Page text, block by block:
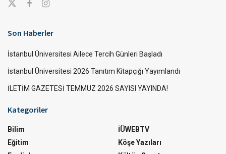
Son Haberler
İstanbul Üniversitesi Ailece Tercih Günleri Başladı
İstanbul Üniversitesi 2026 Tanıtım Kitapçığı Yayımlandı
İLETİM GAZETESİ TEMMUZ 2026 SAYISI YAYINDA!
Kategoriler
Bilim
Eğitim
İÜWEBTV
Köşe Yazıları